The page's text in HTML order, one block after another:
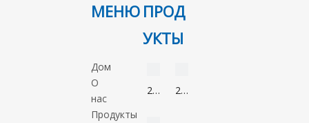
МЕНЮ
Дом
О
нас
Продукты
ПРОД
УКТЫ
2-
2-